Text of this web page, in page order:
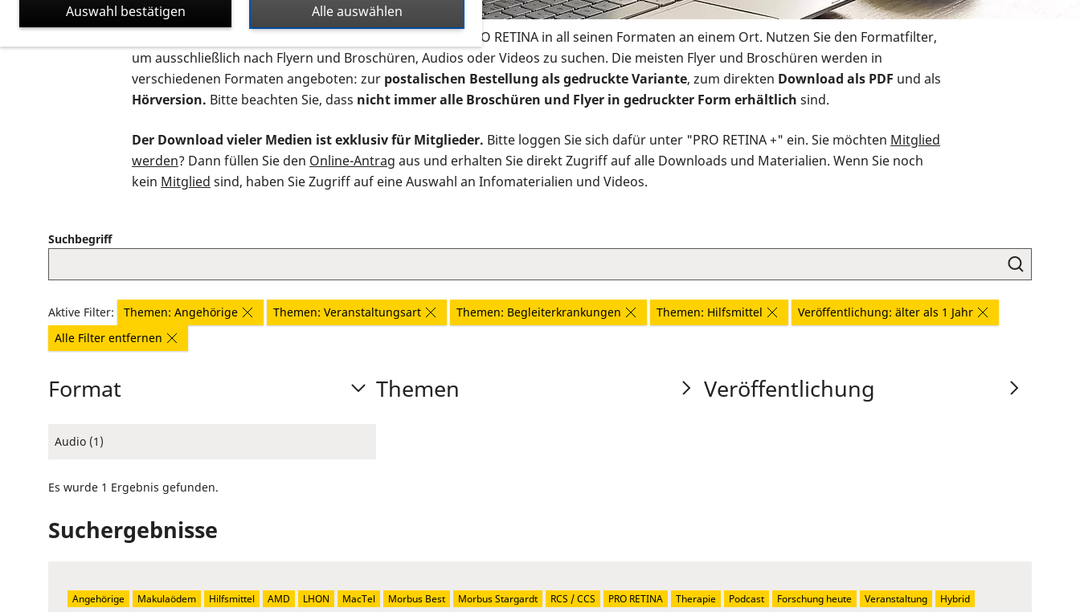
Auf dieser Seite finden Sie sämtliches Infomaterial der PRO RETINA in all seinen Formaten an einem Ort. Nutzen Sie den Formatfilter,
um ausschließlich nach Flyern und Broschüren, Audios oder Videos zu suchen. Die meisten Flyer und Broschüren werden in
verschiedenen Formaten angeboten: zur postalischen Bestellung als gedruckte Variante, zum direkten Download als PDF und als
Hörversion. Bitte beachten Sie, dass nicht immer alle Broschüren und Flyer in gedruckter Form erhältlich sind.
Der Download vieler Medien ist exklusiv für Mitglieder. Bitte loggen Sie sich dafür unter "PRO RETINA +" ein. Sie möchten Mitglied
werden? Dann füllen Sie den Online-Antrag aus und erhalten Sie direkt Zugriff auf alle Downloads und Materialien. Wenn Sie noch
kein Mitglied sind, haben Sie Zugriff auf eine Auswahl an Infomaterialien und Videos.
Suchbegriff
Aktive Filter: Themen: Angehörige Themen: Veranstaltungsart Themen: Begleiterkrankungen Themen: Hilfsmittel
Veröffentlichung: älter als 1 Jahr
Alle Filter entfernen
Format
Audio (1)
Themen Veröffentlichung
Es wurde 1 Ergebnis gefunden.
Suchergebnisse
Angehörige Makulaödem Hilfsmittel AMD LHON MacTel Morbus Best Morbus Stargardt RCS / CCS PRO RETINA Therapie Podcast Forschung heute Veranstaltung Hybrid
Alle auswählen
Auswahl bestätigen